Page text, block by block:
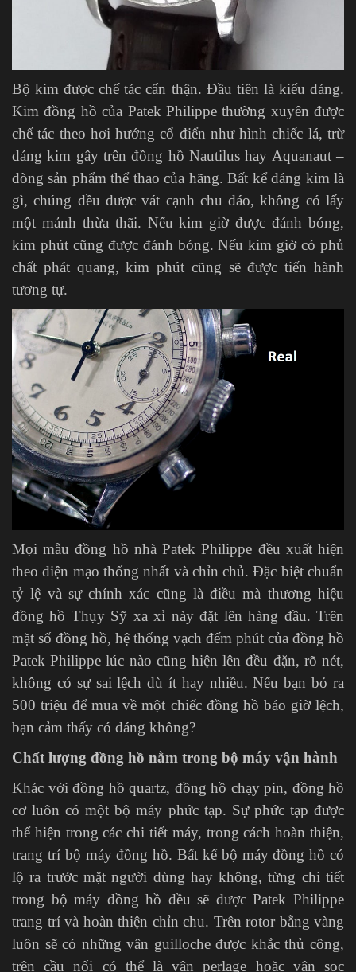
Bộ kim được chế tác cẩn thận. Đầu tiên là kiểu dáng.
Kim đồng hồ của Patek Philippe thường xuyên được
chế tác theo hơi hướng cổ điển như hình chiếc lá, trừ
dáng kim gây trên đồng hồ Nautilus hay Aquanaut –
dòng sản phẩm thể thao của hãng. Bất kể dáng kim là
gì, chúng đều được vát cạnh chu đáo, không có lấy
một mảnh thừa thãi. Nếu kim giờ được đánh bóng,
kim phút cũng được đánh bóng. Nếu kim giờ có phủ
chất phát quang, kim phút cũng sẽ được tiến hành
tương tự.
Mọi mẫu đồng hồ nhà Patek Philippe đều xuất hiện
theo diện mạo thống nhất và chỉn chủ. Đặc biệt chuẩn
tỷ lệ và sự chính xác cũng là điều mà thương hiệu
đồng hồ Thụy Sỹ xa xỉ này đặt lên hàng đầu. Trên
mặt số đồng hồ, hệ thống vạch đếm phút của đồng hồ
Patek Philippe lúc nào cũng hiện lên đều đặn, rõ nét,
không có sự sai lệch dù ít hay nhiều. Nếu bạn bỏ ra
500 triệu để mua về một chiếc đồng hồ báo giờ lệch,
bạn cảm thấy có đáng không?
Chất lượng đồng hồ nằm trong bộ máy vận hành
Khác với đồng hồ quartz, đồng hồ chạy pin, đồng hồ
cơ luôn có một bộ máy phức tạp. Sự phức tạp được
thể hiện trong các chi tiết máy, trong cách hoàn thiện,
trang trí bộ máy đồng hồ. Bất kể bộ máy đồng hồ có
lộ ra trước mặt người dùng hay không, từng chi tiết
trong bộ máy đồng hồ đều sẽ được Patek Philippe
trang trí và hoàn thiện chỉn chu. Trên rotor bằng vàng
luôn sẽ có những vân guilloche được khắc thủ công,
trên cầu nối có thể là vân perlage hoặc vân sọc